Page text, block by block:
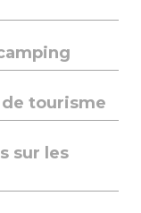
tourisme
sur les